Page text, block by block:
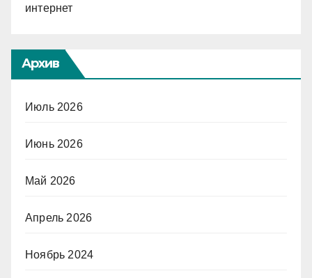
интернет
Архив
Июль 2026
Июнь 2026
Май 2026
Апрель 2026
Ноябрь 2024